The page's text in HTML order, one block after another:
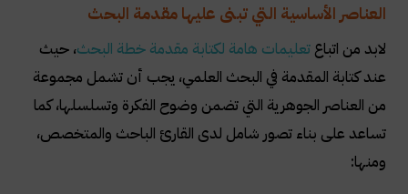
العناصر الأساسية التي تبنى عليها مقدمة البحث
لابد من اتباع تعليمات هامة لكتابة مقدمة خطة البحث، حيث
عند كتابة المقدمة في البحث العلمي، يجب أن تشمل مجموعة
من العناصر الجوهرية التي تضمن وضوح الفكرة وتسلسلها، كما
تساعد على بناء تصور شامل لدى القارئ الباحث والمتخصص،
ومنها: